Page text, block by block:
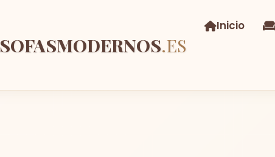
SOFASMODERNOS.ES
Inicio